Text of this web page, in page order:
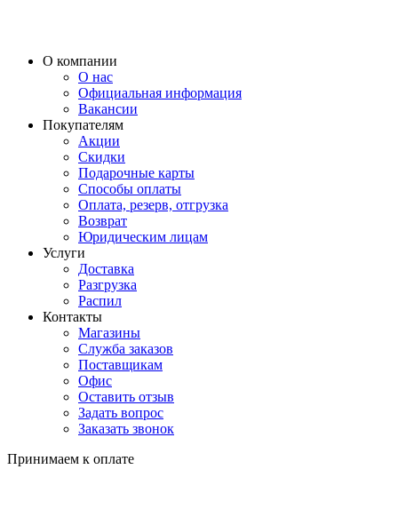
О компании
О нас
Официальная информация
Вакансии
Покупателям
Акции
Скидки
Подарочные карты
Способы оплаты
Оплата, резерв, отгрузка
Возврат
Юридическим лицам
Услуги
Доставка
Разгрузка
Распил
Контакты
Магазины
Служба заказов
Поставщикам
Офис
Оставить отзыв
Задать вопрос
Заказать звонок
Принимаем к оплате